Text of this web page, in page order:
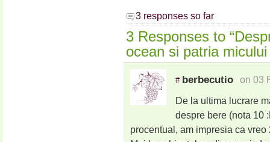
3 responses so far
3 Responses to
ocean si patria
# berbecutio on 03
De la ultima lucrare
despre bere (nota 10
procentual, am impresia ca